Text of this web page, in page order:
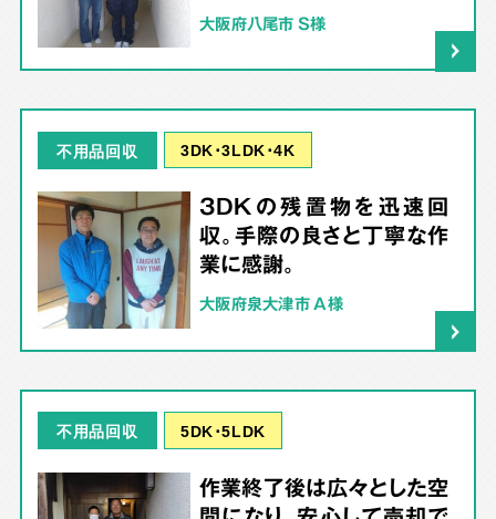
大阪府八尾市 S様
不用品回収 3DK･3LDK･4K
3DKの残置物を迅速回
収。手際の良さと丁寧な作
業に感謝。
大阪府泉大津市 A様
不用品回収 5DK･5LDK
作業終了後は広々とした空